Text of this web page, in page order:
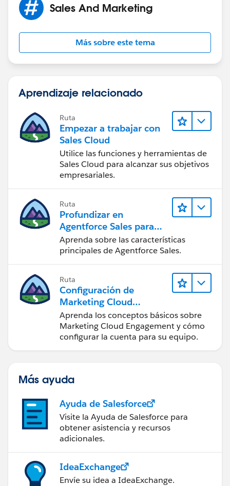
Sales And Marketing
Más sobre este tema
Aprendizaje relacionado
Ruta
Empezar a trabajar con
Sales Cloud
Utilice las funciones y herramientas de
Sales Cloud para alcanzar sus objetivos
empresariales.
Ruta
Profundizar en
Agentforce Sales para
administradores
Aprenda sobre las características
principales de Agentforce Sales.
Ruta
Configuración de
Marketing Cloud
Engagement
Aprenda los conceptos básicos sobre
Marketing Cloud Engagement y cómo
configurar la cuenta para su equipo.
Más ayuda
Ayuda de Salesforce
Visite la Ayuda de Salesforce para
obtener asistencia y recursos
adicionales.
IdeaExchange
Envíe su idea a IdeaExchange.